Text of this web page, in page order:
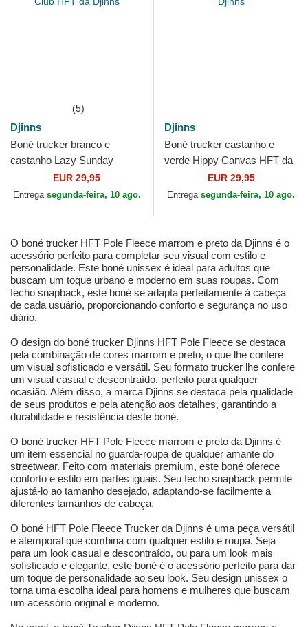
(5)
Djinns
Boné trucker branco e
castanho Lazy Sunday
Coffee Club HFT da Djinns
EUR 29,95
Entrega segunda-feira, 10 ago.
Djinns
Boné trucker castanho e
verde Hippy Canvas HFT da
EUR 29,95
Entrega segunda-feira, 10 ago.
O boné trucker HFT Pole Fleece marrom e preto da Djinns é o
acessório perfeito para completar seu visual com estilo e
personalidade. Este boné unissex é ideal para adultos que
buscam um toque urbano e moderno em suas roupas. Com
fecho snapback, este boné se adapta perfeitamente à cabeça
de cada usuário, proporcionando conforto e segurança no uso
diário.
O design do boné trucker Djinns HFT Pole Fleece se destaca
pela combinação de cores marrom e preto, o que lhe confere
um visual sofisticado e versátil. Seu formato trucker lhe confere
um visual casual e descontraído, perfeito para qualquer
ocasião. Além disso, a marca Djinns se destaca pela qualidade
de seus produtos e pela atenção aos detalhes, garantindo a
durabilidade e resistência deste boné.
O boné trucker HFT Pole Fleece marrom e preto da Djinns é
um item essencial no guarda-roupa de qualquer amante do
streetwear. Feito com materiais premium, este boné oferece
conforto e estilo em partes iguais. Seu fecho snapback permite
ajustá-lo ao tamanho desejado, adaptando-se facilmente a
diferentes tamanhos de cabeça.
O boné HFT Pole Fleece Trucker da Djinns é uma peça versátil
e atemporal que combina com qualquer estilo e roupa. Seja
para um look casual e descontraído, ou para um look mais
sofisticado e elegante, este boné é o acessório perfeito para dar
um toque de personalidade ao seu look. Seu design unissex o
torna uma escolha ideal para homens e mulheres que buscam
um acessório original e moderno.